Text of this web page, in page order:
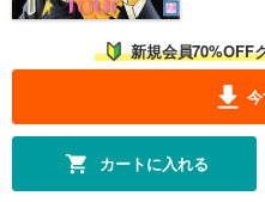
新規会員70%OFF
カートに入れる